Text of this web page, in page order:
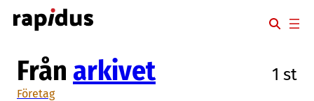
Hoppa
till
Från arkivet 1 st
Företag